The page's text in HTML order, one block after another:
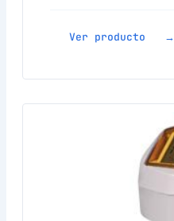
Ver producto →